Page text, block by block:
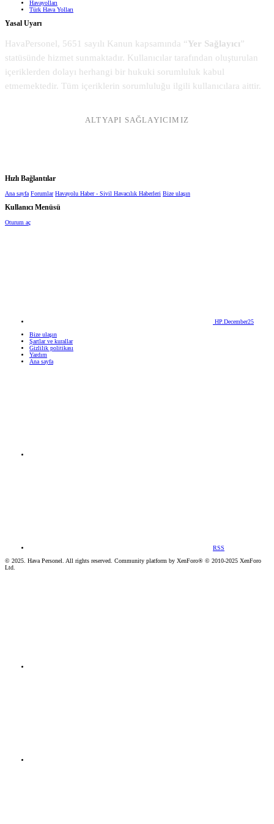
Havayolları
Türk Hava Yolları
Yasal Uyarı
HavaPersonel, 5651 sayılı Kanun kapsamında “Yer Sağlayıcı”
statüsünde hizmet sunmaktadır. Kullanıcılar tarafından oluşturulan
içeriklerden dolayı herhangi bir hukuki sorumluluk kabul
etmemektedir. Tüm içeriklerin sorumluluğu ilgili kullanıcılara aittir.
ALTYAPI SAĞLAYICIMIZ
Hızlı Bağlantılar
Ana sayfa Forumlar Havayolu Haber - Sivil Havacılık Haberleri Bize ulaşın
Kullanıcı Menüsü
Oturum aç
HP.December25
Bize ulaşın
Şartlar ve kurallar
Gizlilik politikası
Yardım
Ana sayfa
RSS
© 2025. Hava Personel. All rights reserved. Community platform by XenForo® © 2010-2025 XenForo
Ltd.